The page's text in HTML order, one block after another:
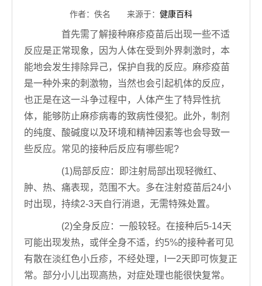
作者：佚名 来源于： 健康百科
首先需了解接种麻疹疫苗后出现一些不适
反应是正常现象，因为人体在受到外界刺激时，本
能地会发生排除异己，保护自我的反应。麻疹疫苗
是一种外来的刺激物，当然也会引起机体的反应，
也正是在这一斗争过程中，人体产生了特异性抗
体，能够防止麻疹病毒的致病性侵犯。此外，制剂
的纯度、酸碱度以及环境和精神因素等也会导致一
些反应。常见的接种后反应有哪些呢?
(1)局部反应：即注射局部出现轻微红、
肿、热、痛表现，范围不大。多在注射疫苗后24小
时出现，持续2-3天自行消退，无需特殊处置。
(2)全身反应：一般较轻。在接种后5-14天
可能出现发热，或伴全身不适，约5%的接种者可见
有散在淡红色小丘疹，不经处理，l一2天即可恢复正
常。部分小儿出现高热，对症处理也能很快复常。